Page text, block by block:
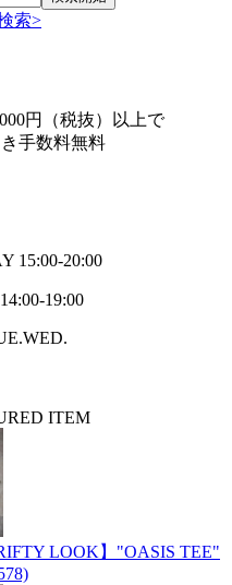
索>
円（税抜）以上で
手数料無料
15:00-20:00
19:00
ITEM
LOOK】"OASIS TEE"